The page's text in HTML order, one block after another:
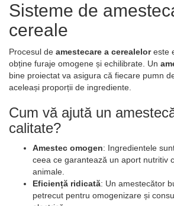
Sisteme de
cereale
Procesul de amestecare a cerealeloreste
obține furaje omogene și echilibrate. Un
bine proiectat va asigura că fiecare pumn
aceleași proporții de ingrediente.
Cum vă ajută un
calitate?
Amestec omogen: Ingredientele
ceea ce garantează un aport nutritiv
animale.
Eficiență ridicată: Un amestecător
petrecut pentru omogenizare și